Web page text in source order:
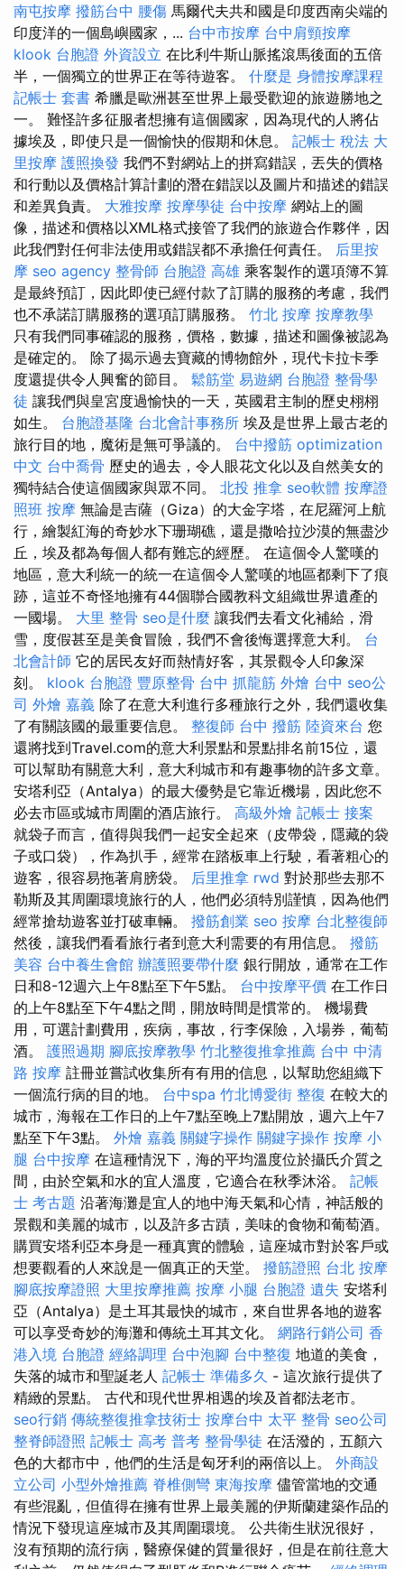
南屯按摩 撥筋台中 腰傷 馬爾代夫共和國是印度西南尖端的
印度洋的一個島嶼國家，... 台中市按摩 台中肩頸按摩
klook 台胞證 外資設立 在比利牛斯山脈搖滾馬後面的五倍
半，一個獨立的世界正在等待遊客。 什麼是 身體按摩課程
記帳士 套書 希臘是歐洲甚至世界上最受歡迎的旅遊勝地之
一。 難怪許多征服者想擁有這個國家，因為現代的人將佔
據埃及，即使只是一個愉快的假期和休息。 記帳士 稅法 大
里按摩 護照換發 我們不對網站上的拼寫錯誤，丟失的價格
和行動以及價格計算計劃的潛在錯誤以及圖片和描述的錯誤
和差異負責。 大雅按摩 按摩學徒 台中按摩 網站上的圖
像，描述和價格以XML格式接管了我們的旅遊合作夥伴，因
此我們對任何非法使用或錯誤都不承擔任何責任。 后里按
摩 seo agency 整骨師 台胞證 高雄 乘客製作的選項簿不算
是最終預訂，因此即使已經付款了訂購的服務的考慮，我們
也不承諾訂購服務的選項訂購服務。 竹北 按摩 按摩教學
只有我們同事確認的服務，價格，數據，描述和圖像被認為
是確定的。 除了揭示過去寶藏的博物館外，現代卡拉卡季
度還提供令人興奮的節目。 鬆筋堂 易遊網 台胞證 整骨學
徒 讓我們與皇宮度過愉快的一天，英國君主制的歷史栩栩
如生。 台胞證基隆 台北會計事務所 埃及是世界上最古老的
旅行目的地，魔術是無可爭議的。 台中撥筋 optimization
中文 台中喬骨 歷史的過去，令人眼花文化以及自然美女的
獨特結合使這個國家與眾不同。 北投 推拿 seo軟體 按摩證
照班 按摩 無論是吉薩（Giza）的大金字塔，在尼羅河上航
行，繪製紅海的奇妙水下珊瑚礁，還是撒哈拉沙漠的無盡沙
丘，埃及都為每個人都有難忘的經歷。 在這個令人驚嘆的
地區，意大利統一的統一在這個令人驚嘆的地區都剩下了痕
跡，這並不奇怪地擁有44個聯合國教科文組織世界遺產的
一國場。 大里 整骨 seo是什麼 讓我們去看文化補給，滑
雪，度假甚至是美食冒險，我們不會後悔選擇意大利。 台
北會計師 它的居民友好而熱情好客，其景觀令人印象深
刻。 klook 台胞證 豐原整骨 台中 抓龍筋 外燴 台中 seo公
司 外燴 嘉義 除了在意大利進行多種旅行之外，我們還收集
了有關該國的最重要信息。 整復師 台中 撥筋 陸資來台 您
還將找到Travel.com的意大利景點和景點排名前15位，還
可以幫助有關意大利，意大利城市和有趣事物的許多文章。
安塔利亞（Antalya）的最大優勢是它靠近機場，因此您不
必去市區或城市周圍的酒店旅行。 高級外燴 記帳士 接案
就袋子而言，值得與我們一起安全起來（皮帶袋，隱藏的袋
子或口袋），作為扒手，經常在踏板車上行駛，看著粗心的
遊客，很容易拖著肩膀袋。 后里推拿 rwd 對於那些去那不
勒斯及其周圍環境旅行的人，他們必須特別謹慎，因為他們
經常搶劫遊客並打破車輛。 撥筋創業 seo 按摩 台北整復師
然後，讓我們看看旅行者到意大利需要的有用信息。 撥筋
美容 台中養生會館 辦護照要帶什麼 銀行開放，通常在工作
日和8-12週六上午8點至下午5點。 台中按摩平價 在工作日
的上午8點至下午4點之間，開放時間是慣常的。 機場費
用，可選計劃費用，疾病，事故，行李保險，入場券，葡萄
酒。 護照過期 腳底按摩教學 竹北整復推拿推薦 台中 中清
路 按摩 註冊並嘗試收集所有有用的信息，以幫助您組織下
一個流行病的目的地。 台中spa 竹北博愛街 整復 在較大的
城市，海報在工作日的上午7點至晚上7點開放，週六上午7
點至下午3點。 外燴 嘉義 關鍵字操作 關鍵字操作 按摩 小
腿 台中按摩 在這種情況下，海的平均溫度位於攝氏介質之
間，由於空氣和水的宜人溫度，它適合在秋季沐浴。 記帳
士 考古題 沿著海灘是宜人的地中海天氣和心情，神話般的
景觀和美麗的城市，以及許多古蹟，美味的食物和葡萄酒。
購買安塔利亞本身是一種真實的體驗，這座城市對於客戶或
想要觀看的人來說是一個真正的天堂。 撥筋證照 台北 按摩
腳底按摩證照 大里按摩推薦 按摩 小腿 台胞證 遺失 安塔利
亞（Antalya）是土耳其最快的城市，來自世界各地的遊客
可以享受奇妙的海灘和傳統土耳其文化。 網路行銷公司 香
港入境 台胞證 經絡調理 台中泡腳 台中整復 地道的美食，
失落的城市和聖誕老人​​ 記帳士 準備多久 - 這次旅行提供了
精緻的景點。 古代和現代世界相遇的埃及首都法老市。
seo行銷 傳統整復推拿技術士 按摩台中 太平 整骨 seo公司
整脊師證照 記帳士 高考 普考 整骨學徒 在活潑的，五顏六
色的大都市中，他們的生活是匈牙利的兩倍以上。 外商設
立公司 小型外燴推薦 脊椎側彎 東海按摩 儘管當地的交通
有些混亂，但值得在擁有世界上最美麗的伊斯蘭建築作品的
情況下發現這座城市及其周圍環境。 公共衛生狀況很好，
沒有預期的流行病，醫療保健的質量很好，但是在前往意大